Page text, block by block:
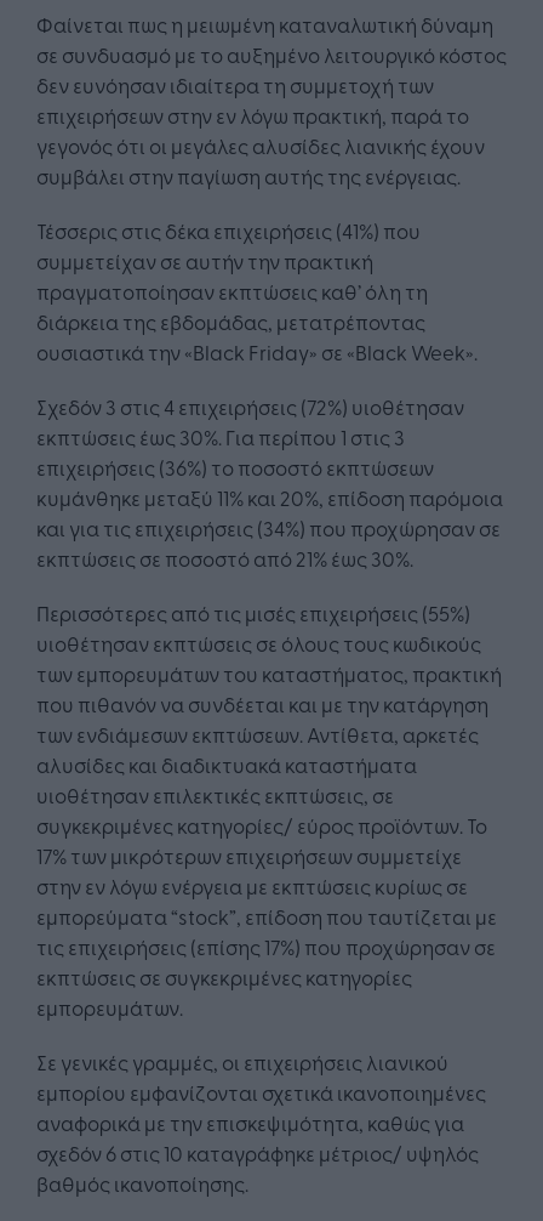
Φαίνεται πως η μειωμένη καταναλωτική δύναμη
σε συνδυασμό με το αυξημένο λειτουργικό κόστος
δεν ευνόησαν ιδιαίτερα τη συμμετοχή των
επιχειρήσεων στην εν λόγω πρακτική, παρά το
γεγονός ότι οι μεγάλες αλυσίδες λιανικής έχουν
συμβάλει στην παγίωση αυτής της ενέργειας.
Τέσσερις στις δέκα επιχειρήσεις (41%) που
συμμετείχαν σε αυτήν την πρακτική
πραγματοποίησαν εκπτώσεις καθ’ όλη τη
διάρκεια της εβδομάδας, μετατρέποντας
ουσιαστικά την «Black Friday» σε «Black Week».
Σχεδόν 3 στις 4 επιχειρήσεις (72%) υιοθέτησαν
εκπτώσεις έως 30%. Για περίπου 1 στις 3
επιχειρήσεις (36%) το ποσοστό εκπτώσεων
κυμάνθηκε μεταξύ 11% και 20%, επίδοση παρόμοια
και για τις επιχειρήσεις (34%) που προχώρησαν σε
εκπτώσεις σε ποσοστό από 21% έως 30%.
Περισσότερες από τις μισές επιχειρήσεις (55%)
υιοθέτησαν εκπτώσεις σε όλους τους κωδικούς
των εμπορευμάτων του καταστήματος, πρακτική
που πιθανόν να συνδέεται και με την κατάργηση
των ενδιάμεσων εκπτώσεων. Αντίθετα, αρκετές
αλυσίδες και διαδικτυακά καταστήματα
υιοθέτησαν επιλεκτικές εκπτώσεις, σε
συγκεκριμένες κατηγορίες/ εύρος προϊόντων. Το
17% των μικρότερων επιχειρήσεων συμμετείχε
στην εν λόγω ενέργεια με εκπτώσεις κυρίως σε
εμπορεύματα “stock”, επίδοση που ταυτίζεται με
τις επιχειρήσεις (επίσης 17%) που προχώρησαν σε
εκπτώσεις σε συγκεκριμένες κατηγορίες
εμπορευμάτων.
Σε γενικές γραμμές, οι επιχειρήσεις λιανικού
εμπορίου εμφανίζονται σχετικά ικανοποιημένες
αναφορικά με την επισκεψιμότητα, καθώς για
σχεδόν 6 στις 10 καταγράφηκε μέτριος/ υψηλός
βαθμός ικανοποίησης.